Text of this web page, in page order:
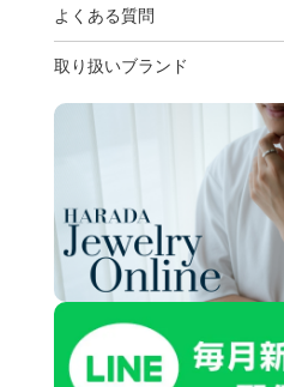
よくある質問
取り扱いブランド